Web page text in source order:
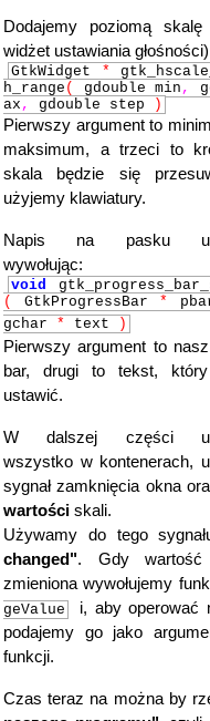
Dodajemy poziomą
widżet ustawiania
GtkWidget *
h_range ( gdouble min ,
ax , gdouble step )
Pierwszy argument to
maksimum, a trzeci to
skala będzie się
użyjemy klawiatury.
Napis na pasku
wywołując:
void
(
GtkProgressBar *
gchar * text )
Pierwszy argument to
bar, drugi to tekst,
ustawić.
W dalszej części
wszystko w kontenerach,
sygnał zamknięcia okna
wartości skali.
Używamy do tego
changed". Gdy wartość
zmieniona wywołujemy
geValue
i, aby operować
podajemy go jako
funkcji.
Czas teraz na można by